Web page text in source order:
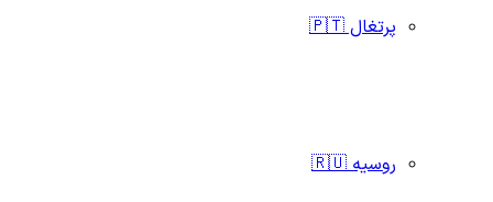
پرتغال 🇵🇹
روسیه 🇷🇺